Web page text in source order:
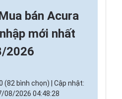
bán Acura
mới nhất
2026
(82 bình chọn) | Cập nhật:
08/2026 04:48:28